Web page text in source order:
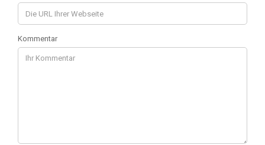
Kommentar